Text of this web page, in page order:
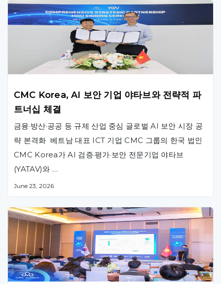
CMC Korea, AI 보안 기업 야타브와 전략적 파
트너십 체결
금융·방산·공공 등 규제 산업 중심 글로벌 AI 보안 시장 공
략 본격화 베트남 대표 ICT 기업 CMC 그룹의 한국 법인
CMC Korea가 AI 검증·평가·보안 전문기업 야타브
(YATAV)와 …
June 23, 2026